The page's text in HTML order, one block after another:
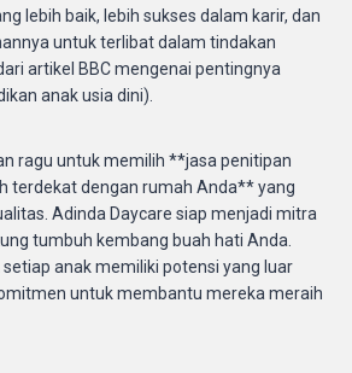
lebih baik, lebih sukses dalam karir, dan
untuk terlibat dalam tindakan
artikel BBC mengenai pentingnya
anak usia dini).
ragu untuk memilih **jasa penitipan
terdekat dengan rumah Anda** yang
Adinda Daycare siap menjadi mitra
tumbuh kembang buah hati Anda.
anak memiliki potensi yang luar
untuk membantu mereka meraih